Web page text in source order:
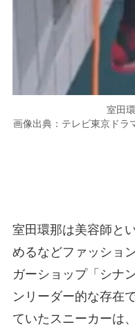
室田
画像出典：テレビ東京ドラ
室田環那は美容師と
めるなどファッショ
ガーショップ「シナ
ンリーダー的な存在
ていたスニーカーは